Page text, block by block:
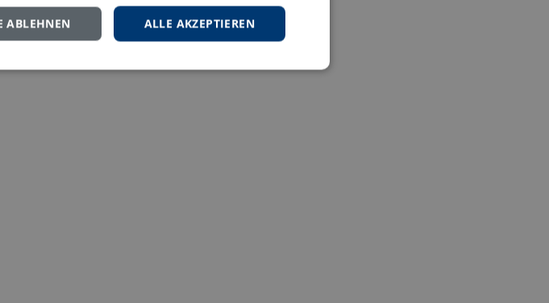
ALLE AKZEPTIEREN
ABLEHNEN